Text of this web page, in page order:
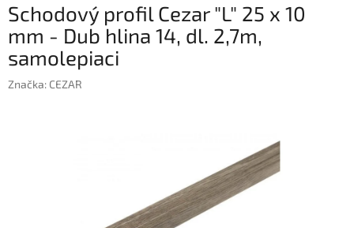
Schodový profil Cezar "L" 25 x 10
mm - Dub hlina 14, dl. 2,7m,
samolepiaci
Značka: CEZAR